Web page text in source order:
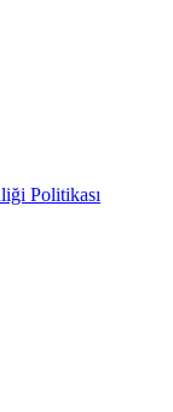
Politikası